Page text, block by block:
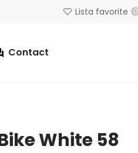
Lista favorite 0
Contact
White 58